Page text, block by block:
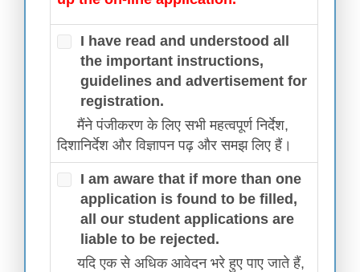
I have read and understood all
the important instructions,
guidelines and advertisement for
registration.
मैंने पंजीकरण के लिए सभी महत्वपूर्ण निर्देश,
दिशानिर्देश और विज्ञापन पढ़ और समझ लिए हैं।
I am aware that if more than one
application is found to be filled,
all our student applications are
liable to be rejected.
यदि एक से अधिक आवेदन भरे हुए पाए जाते हैं,